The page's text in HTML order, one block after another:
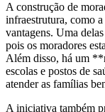
A construção de
infraestrutura, como
vantagens. Uma
pois os moradores
Além disso, há um
escolas e postos de
atender as famílias
A iniciativa também